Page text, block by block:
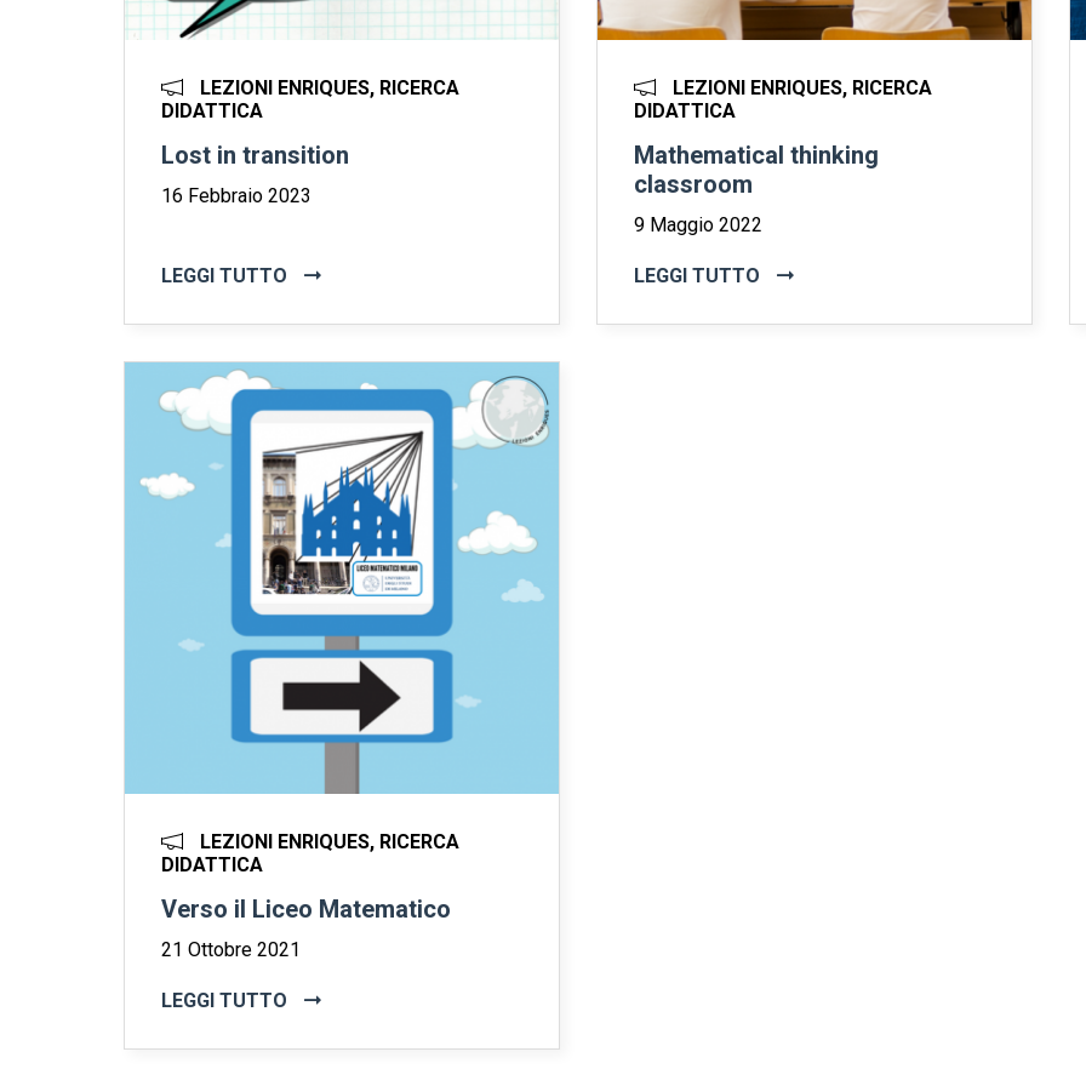
LEZIONI ENRIQUES, RICERCA
DIDATTICA
Lost in transition
16 Febbraio 2023
LEGGI TUTTO
LEZIONI ENRIQUES, RICERCA
DIDATTICA
Mathematical thinking
classroom
9 Maggio 2022
LEGGI TUTTO
LEZIONI ENRIQUES, RICERCA
DIDATTICA
Verso il Liceo Matematico
21 Ottobre 2021
LEGGI TUTTO